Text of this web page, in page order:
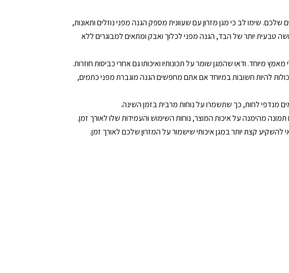
שימו לב כי מגן מזרון עם שעוונית מספק הגנה מפני נוזלים ותאונות,
טבעית יותר של הבד, הגנה מפני לכלוך ואבק ומתאים למבוגרים ללא
מיוחד. ודאו שהמגן שומר על תכונותיו ואיכותו גם אחרי כביסות חוזרות.
להיות חשובות במיוחד אם אתם מחפשים הגנה מוגברת מפני כתמים,
מנדפי לחות, כך שתשמרו על נוחות מרבית בזמן השינה.
מהימנה על איכות המוצר, נוחות השימוש והעמידות שלו לאורך זמן.
קצת יותר במגן איכותי שישמור על המזרון שלכם לאורך זמן.